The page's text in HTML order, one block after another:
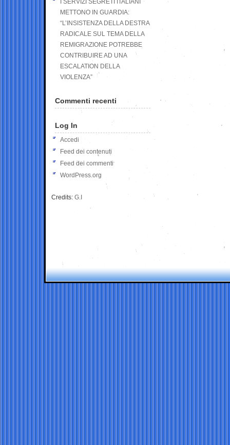
I SERVIZI SEGRETI ITALIANI
METTONO IN GUARDIA:
“L’INSISTENZA DELLA DESTRA
RADICALE SUL TEMA DELLA
REMIGRAZIONE POTREBBE
CONTRIBUIRE AD UNA
ESCALATION DELLA
VIOLENZA”
Commenti recenti
Log In
Accedi
Feed dei contenuti
Feed dei commenti
WordPress.org
Credits: G.I